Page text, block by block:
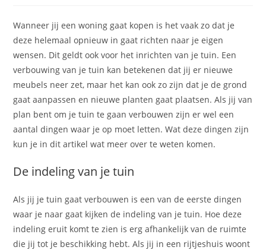
Wanneer jij een woning gaat kopen is het vaak zo dat je
deze helemaal opnieuw in gaat richten naar je eigen
wensen. Dit geldt ook voor het inrichten van je tuin. Een
verbouwing van je tuin kan betekenen dat jij er nieuwe
meubels neer zet, maar het kan ook zo zijn dat je de grond
gaat aanpassen en nieuwe planten gaat plaatsen. Als jij van
plan bent om je tuin te gaan verbouwen zijn er wel een
aantal dingen waar je op moet letten. Wat deze dingen zijn
kun je in dit artikel wat meer over te weten komen.
De indeling van je tuin
Als jij je tuin gaat verbouwen is een van de eerste dingen
waar je naar gaat kijken de indeling van je tuin. Hoe deze
indeling eruit komt te zien is erg afhankelijk van de ruimte
die jij tot je beschikking hebt. Als jij in een rijtjeshuis woont